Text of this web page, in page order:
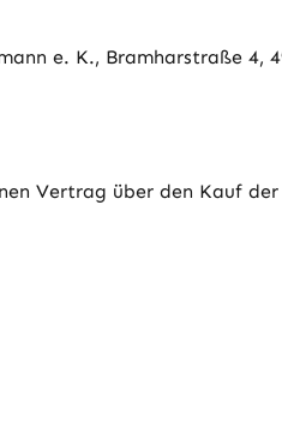
e. K., Bramharstraße 4,
Vertrag über den Kauf